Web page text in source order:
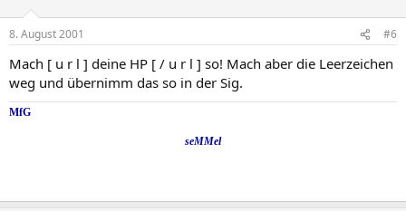
8. August 2001 #6
Mach [ u r l ] deine HP [ / u r l ] so! Mach aber die Leerzeichen
weg und übernimm das so in der Sig.
MfG
seMMel